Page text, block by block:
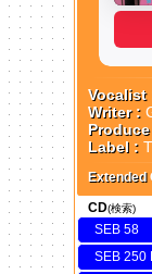
Vocalist
Writer :
Label :
Extended
CD(検索)
SEB 58
SEB 250